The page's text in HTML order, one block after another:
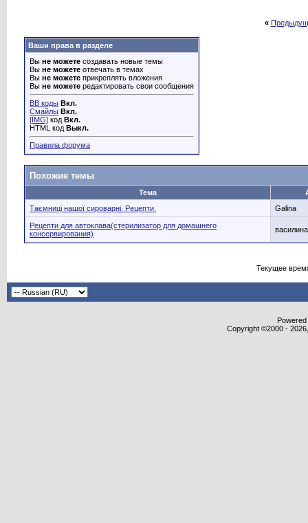
«
Ваши права в разделе
Вы не можете создавать новые темы
Вы не можете отвечать в темах
Вы не можете прикреплять вложения
Вы не можете редактировать свои сообщения
BB коды Вкл.
Смайлы Вкл.
[IMG] код Вкл.
HTML код Выкл.
Правила форума
Похожие темы
Тема
Таємниці нашої сироварні. Рецепти.
Galina
Рецепти для автоклава(стерилизатор для домашнего
консервирования)
Текущее
Copyright ©2000 -